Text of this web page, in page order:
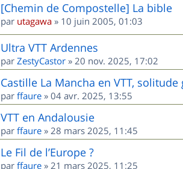
[Chemin de Compostelle] La bible
par utagawa » 10 juin 2005, 01:03
Ultra VTT Ardennes
par ZestyCastor » 20 nov. 2025, 17:02
Castille La Mancha en VTT, solitude
par ffaure » 04 avr. 2025, 13:55
VTT en Andalousie
par ffaure » 28 mars 2025, 11:45
Le Fil de l’Europe ?
par ffaure » 21 mars 2025, 11:25